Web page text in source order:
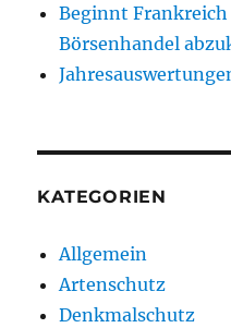
Beginnt
Börsenhandel
KATEGORIEN
Allgemein
Artenschutz
Denkmalschutz